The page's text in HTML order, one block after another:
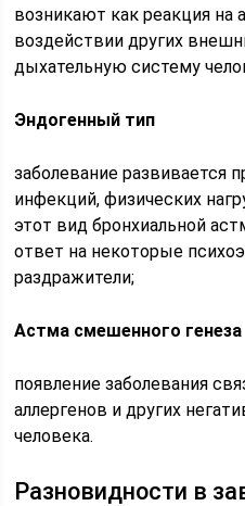
возникают как реакция на
воздействии других
дыхательную систему
Эндогенный тип
заболевание развивается
инфекций, физических
этот вид бронхиальной
ответ на некоторые
раздражители;
Астма смешенного генеза
появление заболевания
аллергенов и других
человека.
Разновидности в